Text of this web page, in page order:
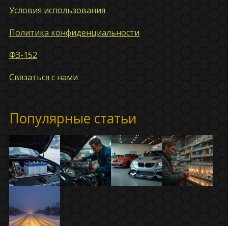
Условия использования
Политика конфиденциальности
ФЗ-152
Связаться с нами
Популярные статьи